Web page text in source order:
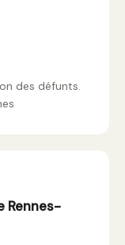
des défunts.
Rennes-